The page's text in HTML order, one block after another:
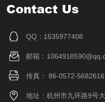
Contact Us
QQ：1535977408
邮箱：
传真： 86-0572-5682616
地址：杭州市九环路9号